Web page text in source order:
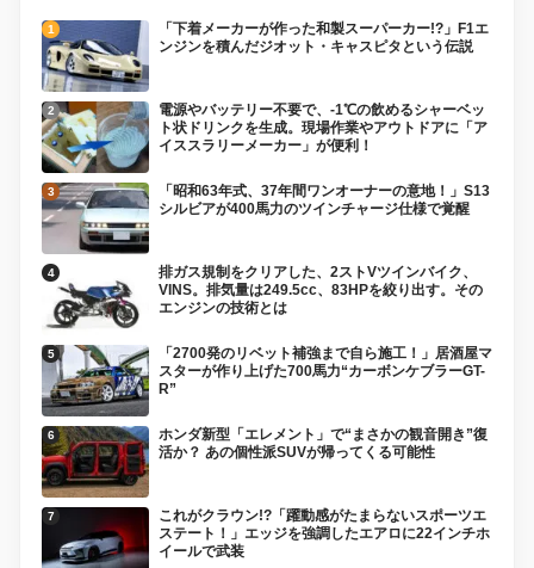
「下着メーカーが作った和製スーパーカー!?」F1エ
ンジンを積んだジオット・キャスピタという伝説
電源やバッテリー不要で、-1℃の飲めるシャーベッ
ト状ドリンクを生成。現場作業やアウトドアに「ア
イススラリーメーカー」が便利！
「昭和63年式、37年間ワンオーナーの意地！」S13
シルビアが400馬力のツインチャージ仕様で覚醒
排ガス規制をクリアした、2ストVツインバイク、
VINS。排気量は249.5cc、83HPを絞り出す。その
エンジンの技術とは
「2700発のリベット補強まで自ら施工！」居酒屋マ
スターが作り上げた700馬力“カーボンケブラーGT-
R”
ホンダ新型「エレメント」で“まさかの観音開き”復
活か？ あの個性派SUVが帰ってくる可能性
これがクラウン!?「躍動感がたまらないスポーツエ
ステート！」エッジを強調したエアロに22インチホ
イールで武装